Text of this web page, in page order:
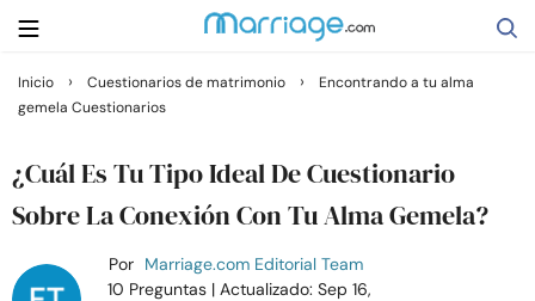
Buscar
Casarse
Relaciones
Inicio › Cuestionarios de matrimonio ›
Encontrando a tu alma
gemela Cuestionarios
¿Cuál Es Tu Tipo Ideal De Cuestionario
Sobre La Conexión Con Tu Alma Gemela?
Por Marriage.com Editorial Team
10 Preguntas | Actualizado: Sep 16,